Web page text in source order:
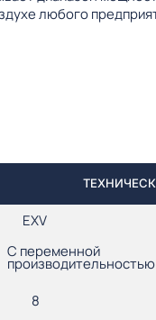
любого
EXV
С переменной
производительностью
8